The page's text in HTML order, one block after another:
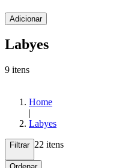
Adicionar
Labyes
9 itens
Home
|
Labyes
Filtrar 22 itens